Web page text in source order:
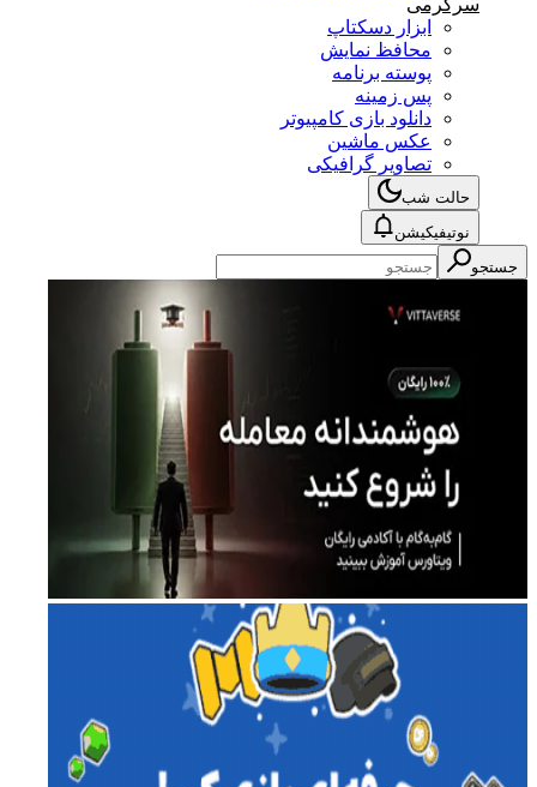
سرگرمی
ابزار دسکتاپ
محافظ نمایش
پوسته برنامه
پس زمینه
دانلود بازی کامپیوتر
عکس ماشین
تصاویر گرافیکی
حالت شب
نوتیفیکیشن
جستجو